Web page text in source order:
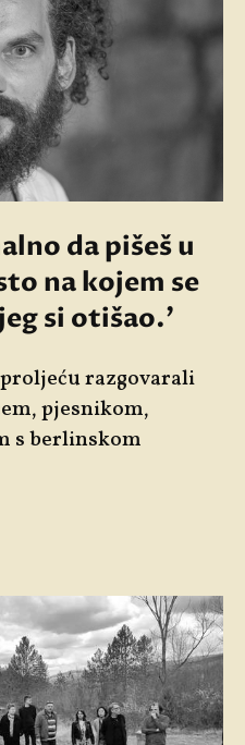
da pišeš u
na kojem se
si otišao.'
razgovarali
, pjesnikom,
s berlinskom